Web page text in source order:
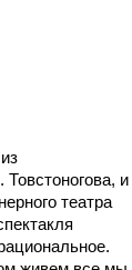
Товстоногова, и
театра